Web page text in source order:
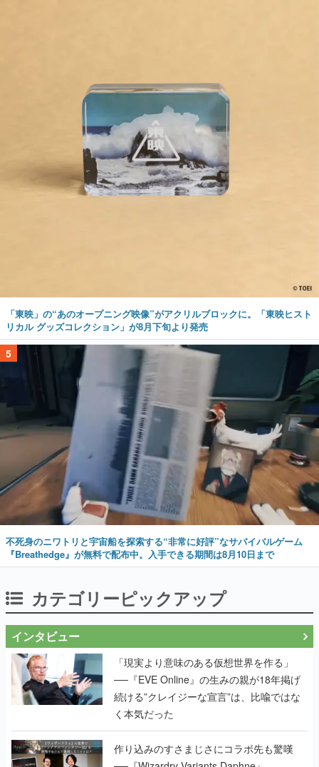
「東映」の“あのオープニング映像”がアクリルブロックに。「東映ヒスト
リカル グッズコレクション」が8月下旬より発売
5
不死身のニワトリと宇宙船を探索する“非常に好評”なサバイバルゲーム
『Breathedge』が無料で配布中。入手できる期間は8月10日まで
カテゴリーピックアップ
インタビュー
「現実より意味のある仮想世界を作る」
──『EVE Online』の生みの親が18年掲げ
続ける”クレイジーな宣言”は、比喩ではな
く本気だった
作り込みのすさまじさにコラボ先も驚嘆